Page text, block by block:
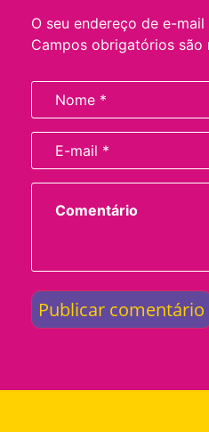
O seu endereço de e-
Campos obrigatórios são